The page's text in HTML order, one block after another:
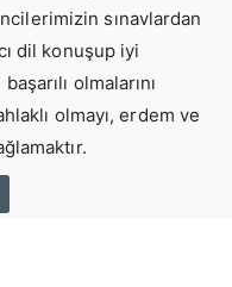
sınavlardan
dil konuşup iyi
olmalarını
olmayı, erdem ve